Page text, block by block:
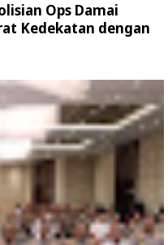
Ops Damai
Kedekatan dengan